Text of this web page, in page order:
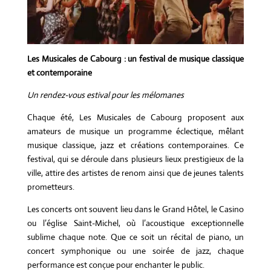
Les Musicales de Cabourg : un festival de musique classique
et contemporaine
Un rendez-vous estival pour les mélomanes
Chaque été, Les Musicales de Cabourg proposent aux
amateurs de musique un programme éclectique, mêlant
musique classique, jazz et créations contemporaines. Ce
festival, qui se déroule dans plusieurs lieux prestigieux de la
ville, attire des artistes de renom ainsi que de jeunes talents
prometteurs.
Les concerts ont souvent lieu dans le Grand Hôtel, le Casino
ou l’église Saint-Michel, où l’acoustique exceptionnelle
sublime chaque note. Que ce soit un récital de piano, un
concert symphonique ou une soirée de jazz, chaque
performance est conçue pour enchanter le public.